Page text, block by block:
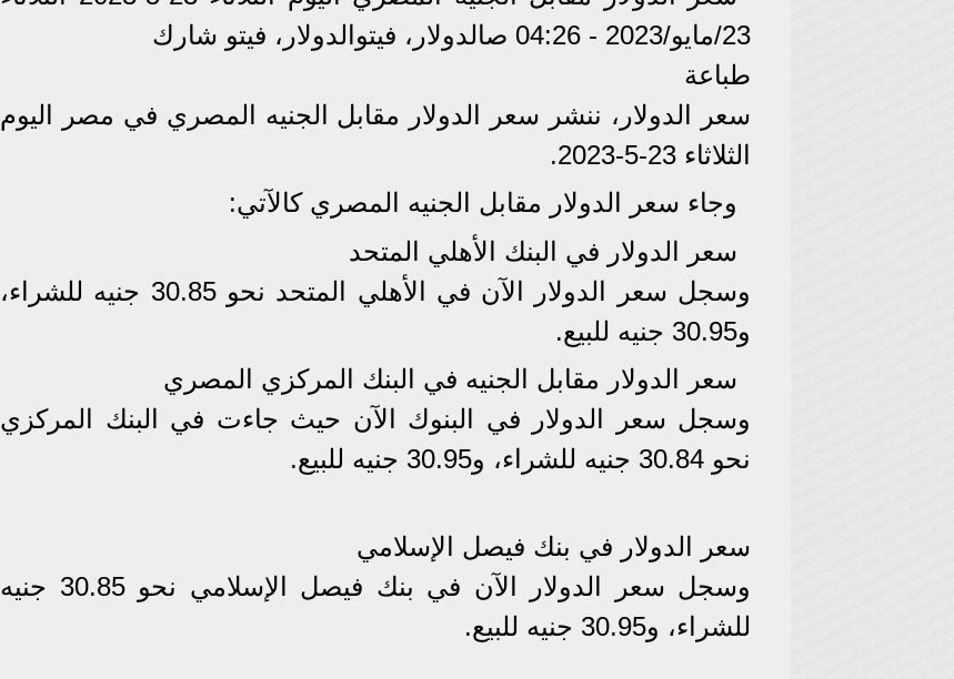
23/مايو/2023 - 04:26 صالدولار، فيتوالدولار، فيتو شارك
طباعة
سعر الدولار، ننشر سعر الدولار مقابل الجنيه المصري في مصر اليوم
الثلاثاء 23-5-2023.
وجاء سعر الدولار مقابل الجنيه المصري كالآتي:
سعر الدولار في البنك الأهلي المتحد
وسجل سعر الدولار الآن في الأهلي المتحد نحو 30.85 جنيه للشراء،
و30.95 جنيه للبيع.
سعر الدولار مقابل الجنيه في البنك المركزي المصري
وسجل سعر الدولار في البنوك الآن حيث جاءت في البنك المركزي
نحو 30.84 جنيه للشراء، و30.95 جنيه للبيع.
سعر الدولار في بنك فيصل الإسلامي
وسجل سعر الدولار الآن في بنك فيصل الإسلامي نحو 30.85 جنيه
للشراء، و30.95 جنيه للبيع.